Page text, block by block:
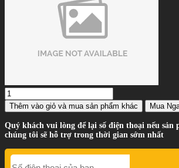
Thêm vào giỏ và mua sản phẩm khác Mua
Quý khách vui lòng để lại số điện thoại nếu sản
chúng tôi sẽ hỗ trợ trong thời gian sớm nhất